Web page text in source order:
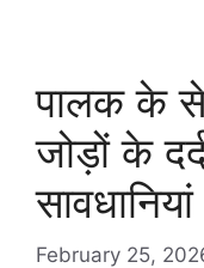
पालक के
जोड़ों के
सावधानियां
February 25,